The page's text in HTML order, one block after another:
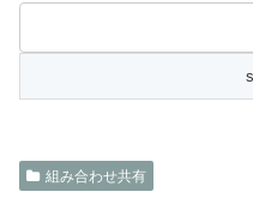
組み合わせ共有